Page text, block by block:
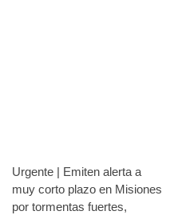
Urgente | Emiten alerta a
muy corto plazo en Misiones
por tormentas fuertes,